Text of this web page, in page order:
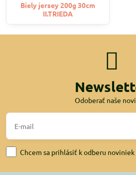
Biely jersey 200g 30cm
II.TRIEDA
Odoberať naše
Chcem sa prihlásiť k odberu